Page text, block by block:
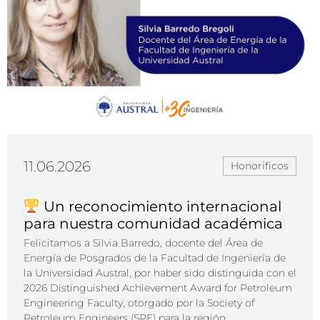
11.06.2026 Honorificos
Un reconocimiento internacional
para nuestra comunidad académica
Felicitamos a Silvia Barredo, docente del Área de
Energía de Posgrados de la Facultad de Ingeniería de
la Universidad Austral, por haber sido distinguida con el
2026 Distinguished Achievement Award for Petroleum
Engineering Faculty, otorgado por la Society of